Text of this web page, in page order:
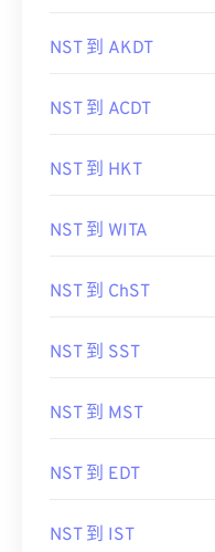
NST 到 AKDT
NST 到 ACDT
NST 到 HKT
NST 到 WITA
NST 到 ChST
NST 到 SST
NST 到 MST
NST 到 EDT
NST 到 IST